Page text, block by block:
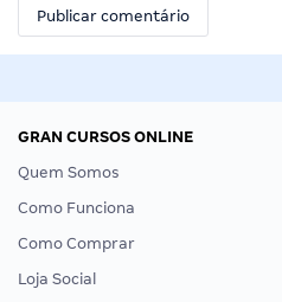
GRAN CURSOS ONLINE
Quem Somos
Como Funciona
Como Comprar
Loja Social